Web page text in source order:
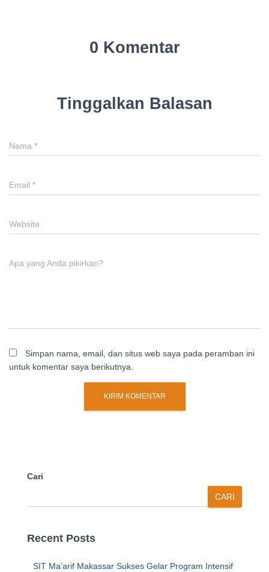
0 Komentar
Tinggalkan Balasan
Nama *
Email *
Website
Apa yang Anda pikirkan?
Simpan nama, email, dan situs web saya pada peramban ini
untuk komentar saya berikutnya.
Cari
CARI
Recent Posts
SIT Ma’arif Makassar Sukses Gelar Program Intensif